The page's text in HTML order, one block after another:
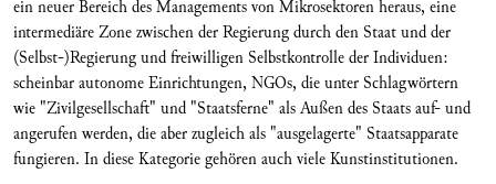
ein neuer Bereich des Managements von Mikrosektoren heraus, eine
intermediäre Zone zwischen der Regierung durch den Staat und der
(Selbst-)Regierung und freiwilligen Selbstkontrolle der Individuen:
scheinbar autonome Einrichtungen, NGOs, die unter Schlagwörtern
wie "Zivilgesellschaft" und "Staatsferne" als Außen des Staats auf- und
angerufen werden, die aber zugleich als "ausgelagerte" Staatsapparate
fungieren. In diese Kategorie gehören auch viele Kunstinstitutionen.